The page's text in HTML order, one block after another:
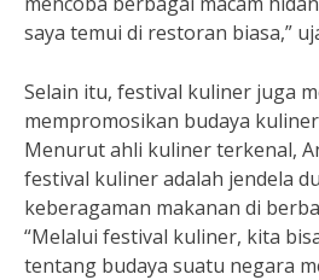
saya temui di restoran biasa,”
Selain itu, festival kuliner juga
mempromosikan budaya
Menurut ahli kuliner terkenal,
festival kuliner adalah jendela
keberagaman makanan di
“Melalui festival kuliner, kita
tentang budaya suatu negara